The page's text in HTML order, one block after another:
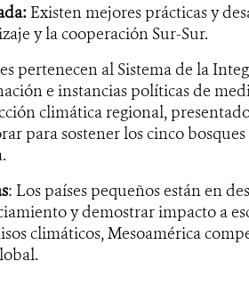
Existen mejores prácticas y
y la cooperación Sur-Sur.
pertenecen al Sistema de la
e instancias políticas de
climática regional,
para sostener los cinco
: Los países pequeños están en
y demostrar impacto a
climáticos, Mesoamérica